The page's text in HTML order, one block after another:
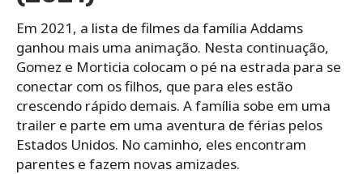
Em 2021, a lista de filmes da família Addams
ganhou mais uma animação. Nesta continuação,
Gomez e Morticia colocam o pé na estrada para se
conectar com os filhos, que para eles estão
crescendo rápido demais. A família sobe em uma
trailer e parte em uma aventura de férias pelos
Estados Unidos. No caminho, eles encontram
parentes e fazem novas amizades.